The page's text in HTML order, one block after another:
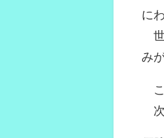
に
世
み
こ
次